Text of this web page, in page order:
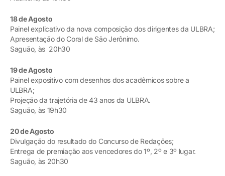
18 de Agosto
Painel explicativo da nova composição dos dirigentes da ULBRA;
Apresentação do Coral de São Jerônimo.
Saguão, às 20h30
19 de Agosto
Painel expositivo com desenhos dos acadêmicos sobre a
ULBRA;
Projeção da trajetória de 43 anos da ULBRA.
Saguão, às 19h30
20 de Agosto
Divulgação do resultado do Concurso de Redações;
Entrega de premiação aos vencedores do 1º, 2º e 3º lugar.
Saguão, às 20h30